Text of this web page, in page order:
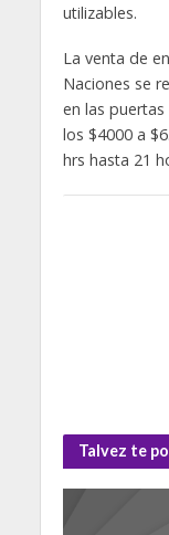
utilizables.
La venta de
Naciones se
en las
los $4000 a
hrs hasta 21
Talvez te